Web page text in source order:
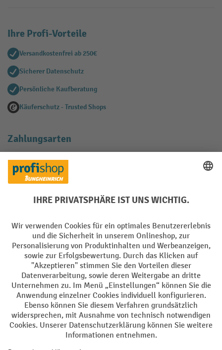
Ihre Profi-Vorteile
Versandkostenfrei ab 250€
Sicherer Datenschutz
Persönliche Kaufberatung
Käuferschutz - Trusted Shops
Zahlungsarten
Creditcard (Master)
Facebook
YouTube
LinkedIn
Instagram
AGB Impressum Datenschutz
Barrierefreiheit Privacy Settings
Alle Preise exkl. gesetzl. Mehrwertsteuer zzgl.Versandkosten und ggf.
Nachnahmegebühren, wenn nicht anders angegeben.